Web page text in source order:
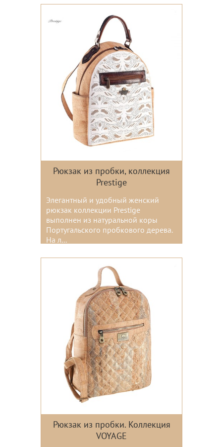
Рюкзак из пробки, коллекция
Prestige
Элегантный и удобный женский
рюкзак коллекции Prestige
выполнен из натуральной коры
Португальского пробкового дерева.
На л...
Рюкзак из пробки. Коллекция
VOYAGE